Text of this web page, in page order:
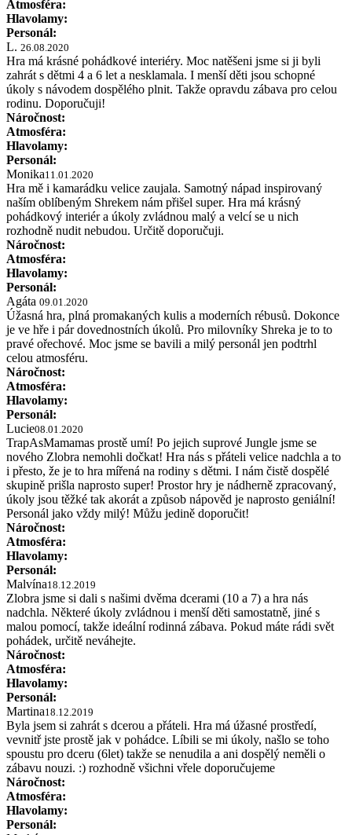
Atmosféra:
Hlavolamy:
Personál:
L. 26.08.2020
Hra má krásné pohádkové interiéry. Moc natěšeni jsme si ji byli
zahrát s dětmi 4 a 6 let a nesklamala. I menší děti jsou schopné
úkoly s návodem dospělého plnit. Takže opravdu zábava pro celou
rodinu. Doporučuji!
Náročnost:
Atmosféra:
Hlavolamy:
Personál:
Monika11.01.2020
Hra mě i kamarádku velice zaujala. Samotný nápad inspirovaný
naším oblíbeným Shrekem nám přišel super. Hra má krásný
pohádkový interiér a úkoly zvládnou malý a velcí se u nich
rozhodně nudit nebudou. Určitě doporučuji.
Náročnost:
Atmosféra:
Hlavolamy:
Personál:
Agáta 09.01.2020
Úžasná hra, plná promakaných kulis a moderních rébusů. Dokonce
je ve hře i pár dovednostních úkolů. Pro milovníky Shreka je to to
pravé ořechové. Moc jsme se bavili a milý personál jen podtrhl
celou atmosféru.
Náročnost:
Atmosféra:
Hlavolamy:
Personál:
Lucie08.01.2020
TrapAsMamamas prostě umí! Po jejich suprové Jungle jsme se
nového Zlobra nemohli dočkat! Hra nás s přáteli velice nadchla a to
i přesto, že je to hra mířená na rodiny s dětmi. I nám čistě dospělé
skupině prišla naprosto super! Prostor hry je nádherně zpracovaný,
úkoly jsou těžké tak akorát a způsob nápověd je naprosto geniální!
Personál jako vždy milý! Můžu jedině doporučit!
Náročnost:
Atmosféra:
Hlavolamy:
Personál:
Malvína18.12.2019
Zlobra jsme si dali s našimi dvěma dcerami (10 a 7) a hra nás
nadchla. Některé úkoly zvládnou i menší děti samostatně, jiné s
malou pomocí, takže ideální rodinná zábava. Pokud máte rádi svět
pohádek, určitě neváhejte.
Náročnost:
Atmosféra:
Hlavolamy:
Personál:
Martina18.12.2019
Byla jsem si zahrát s dcerou a přáteli. Hra má úžasné prostředí,
vevnitř jste prostě jak v pohádce. Líbili se mi úkoly, našlo se toho
spoustu pro dceru (6let) takže se nenudila a ani dospělý neměli o
zábavu nouzi. :) rozhodně všichni vřele doporučujeme
Náročnost:
Atmosféra:
Hlavolamy:
Personál: